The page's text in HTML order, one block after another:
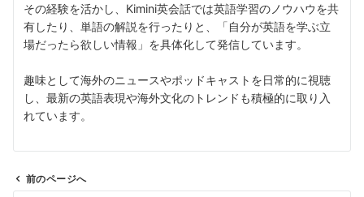
その経験を活かし、Kimini英会話では英語学習のノウハウを共
有したり、単語の解説を行ったりと、「自分が英語を学ぶ立
場だったら欲しい情報」を具体化して発信しています。
趣味として海外のニュースやポッドキャストを日常的に視聴
し、最新の英語表現や海外文化のトレンドも積極的に取り入
れています。
前のページへ